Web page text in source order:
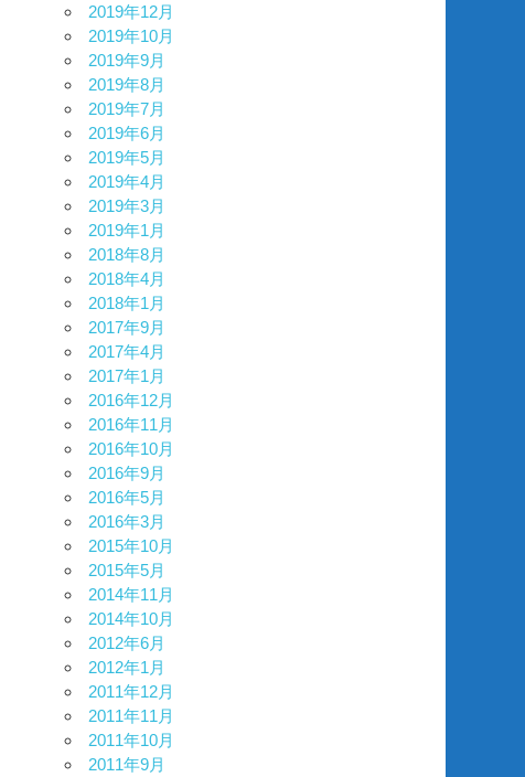
2019年12月
2019年10月
2019年9月
2019年8月
2019年7月
2019年6月
2019年5月
2019年4月
2019年3月
2019年1月
2018年8月
2018年4月
2018年1月
2017年9月
2017年4月
2017年1月
2016年12月
2016年11月
2016年10月
2016年9月
2016年5月
2016年3月
2015年10月
2015年5月
2014年11月
2014年10月
2012年6月
2012年1月
2011年12月
2011年11月
2011年10月
2011年9月